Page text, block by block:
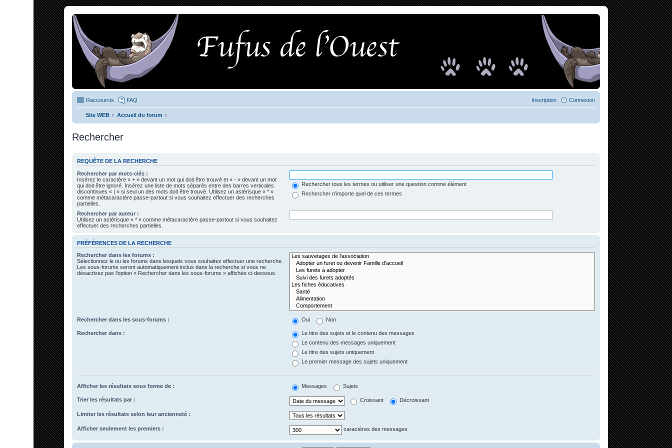
Raccourcis FAQ Connexion
Inscription
Site WEB Accueil du forum
Rechercher
REQUÊTE DE LA RECHERCHE
Rechercher par mots-clés :
Insérez le caractère « + » devant un mot qui doit être trouvé et « - » devant un mot
qui doit être ignoré. Insérez une liste de mots séparés entre des barres verticales
discontinues « | » si seul un des mots doit être trouvé. Utilisez un astérisque « * »
comme métacaractère passe-partout si vous souhaitez effectuer des recherches
partielles.
Rechercher tous les termes ou utiliser une question comme élément
Rechercher n’importe quel de ces termes
Rechercher par auteur :
Utilisez un astérisque « * » comme métacaractère passe-partout si vous souhaitez
effectuer des recherches partielles.
PRÉFÉRENCES DE LA RECHERCHE
Rechercher dans les forums :
Sélectionnez le ou les forums dans lesquels vous souhaitez effectuer une recherche.
Les sous-forums seront automatiquement inclus dans la recherche si vous ne
désactivez pas l’option « Rechercher dans les sous-forums » affichée ci-dessous.
Rechercher dans les sous-forums : Oui Non
Rechercher dans :
Le titre des sujets et le contenu des messages
Le contenu des messages uniquement
Le titre des sujets uniquement
Le premier message des sujets uniquement
Afficher les résultats sous forme de : Messages Sujets
Trier les résultats par : Croissant Décroissant
Limiter les résultats selon leur ancienneté :
Afficher seulement les premiers : caractères des messages